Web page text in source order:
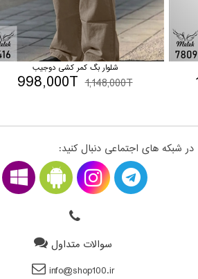
شلوار بگ کمر کشی دوجیب
1,148,000T
998,000T
در شبکه های اجتماعی دنبال کنید:
سوالات متداول
info@shop100.ir